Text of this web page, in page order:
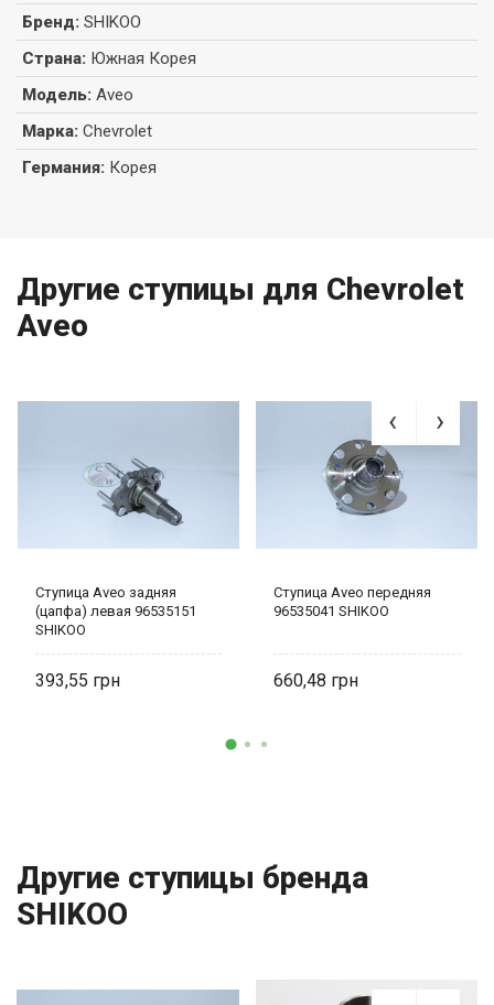
Бренд: SHIKOO
Страна: Южная Корея
Модель: Aveo
Марка: Chevrolet
Германия: Корея
Другие ступицы для Chevrolet
Aveo
Ступица Aveo задняя
(цапфа) левая 96535151
SHIKOO
393,55
Ступица Aveo передняя
96535041 SHIKOO
660,48
Другие ступицы бренда
SHIKOO